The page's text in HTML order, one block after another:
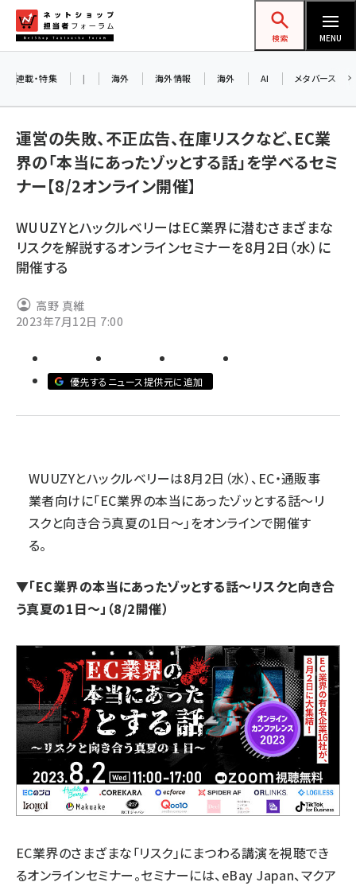
ン
ネットショップ担当者フォーラム
検索 MENU
amazon (2259)
楽天 (1874)
ecbeing (1211)
アスクル (1122)
base (1083)
ビィ・フォアード (778)
revico (744)
連載・特集 | 海外 海外情報 海外 AI メタバース
運営の失敗、不正広告、在庫リスクなど、EC業
界の「本当にあったゾッとする話」を学べるセミ
ナー【8/2オンライン開催】
WUUZYとハックルベリーはEC業界に潜むさまざまな
リスクを解説するオンラインセミナーを8月2日（水）に
開催する
高野 真維
2023年7月12日 7:00
優先するニュース提供元に追加
WUUZYとハックルベリーは8月2日（水）、EC・通販事
業者向けに「EC業界の本当にあったゾッとする話～リ
スクと向き合う真夏の1日～」をオンラインで開催す
る。
▼「EC業界の本当にあったゾッとする話～リスクと向き合
う真夏の1日～」（8/2開催）
EC業界のさまざまな「リスク」にまつわる講演を視聴でき
るオンラインセミナー。セミナーには、eBay Japan、マクア